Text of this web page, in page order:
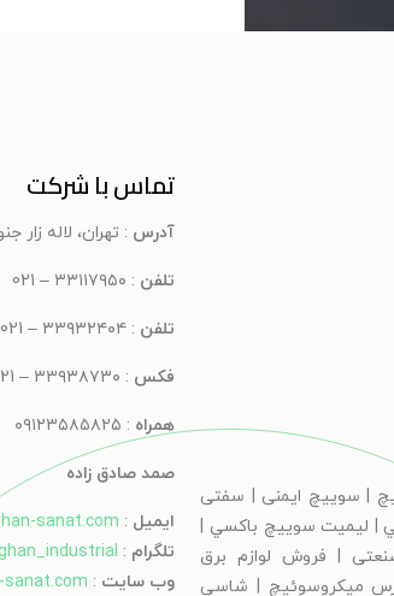
| سویيچ ايمنی | سفتی
| ليميت سوييچ باكسي |
| فروش لوازم برق
میکروسوئیچ | شاسی
تماس با شرکت
آدرس : تهران، لاله زار
تلفن : ۳۳۱۱۷۹۵۰ – 021
تلفن : ۳۳۹۳۲۴۰۴ – 021
فکس : ۳۳۹۳۸۷۳۰ – 021
همراه : ۰۹۱۲۳۵۸۵۸۲۵
صمد صادق زاده
ایمیل :
sanat.com
تلگرام :
وب سایت :
sanat.com